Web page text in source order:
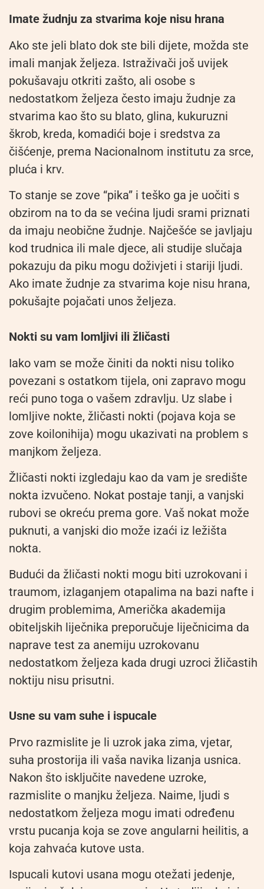
Imate žudnju za stvarima koje nisu hrana
Ako ste jeli blato dok ste bili dijete, možda ste
imali manjak željeza. Istraživači još uvijek
pokušavaju otkriti zašto, ali osobe s
nedostatkom željeza često imaju žudnje za
stvarima kao što su blato, glina, kukuruzni
škrob, kreda, komadići boje i sredstva za
čišćenje, prema Nacionalnom institutu za srce,
pluća i krv.
To stanje se zove “pika” i teško ga je uočiti s
obzirom na to da se većina ljudi srami priznati
da imaju neobične žudnje. Najčešće se javljaju
kod trudnica ili male djece, ali studije slučaja
pokazuju da piku mogu doživjeti i stariji ljudi.
Ako imate žudnje za stvarima koje nisu hrana,
pokušajte pojačati unos željeza.
Nokti su vam lomljivi ili žličasti
Iako vam se može činiti da nokti nisu toliko
povezani s ostatkom tijela, oni zapravo mogu
reći puno toga o vašem zdravlju. Uz slabe i
lomljive nokte, žličasti nokti (pojava koja se
zove koilonihija) mogu ukazivati na problem s
manjkom željeza.
Žličasti nokti izgledaju kao da vam je središte
nokta izvučeno. Nokat postaje tanji, a vanjski
rubovi se okreću prema gore. Vaš nokat može
puknuti, a vanjski dio može izaći iz ležišta
nokta.
Budući da žličasti nokti mogu biti uzrokovani i
traumom, izlaganjem otapalima na bazi nafte i
drugim problemima, Američka akademija
obiteljskih liječnika preporučuje liječnicima da
naprave test za anemiju uzrokovanu
nedostatkom željeza kada drugi uzroci žličastih
noktiju nisu prisutni.
Usne su vam suhe i ispucale
Prvo razmislite je li uzrok jaka zima, vjetar,
suha prostorija ili vaša navika lizanja usnica.
Nakon što isključite navedene uzroke,
razmislite o manjku željeza. Naime, ljudi s
nedostatkom željeza mogu imati određenu
vrstu pucanja koja se zove angularni heilitis, a
koja zahvaća kutove usta.
Ispucali kutovi usana mogu otežati jedenje,